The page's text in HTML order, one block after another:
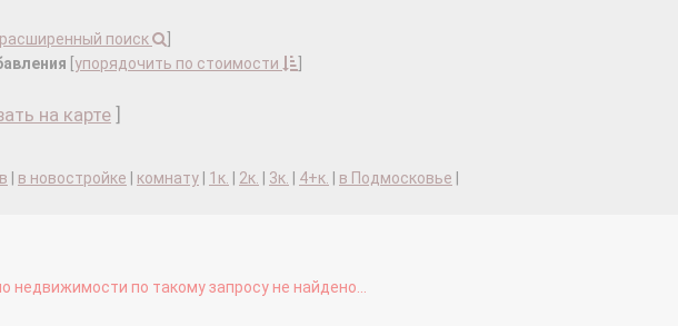
расширенный поиск
упорядочить по стоимости
на карте
в новостройке комнату 1к. 2к. 3к. 4+к. в Подмосковье
недвижимости по такому запросу не найдено...